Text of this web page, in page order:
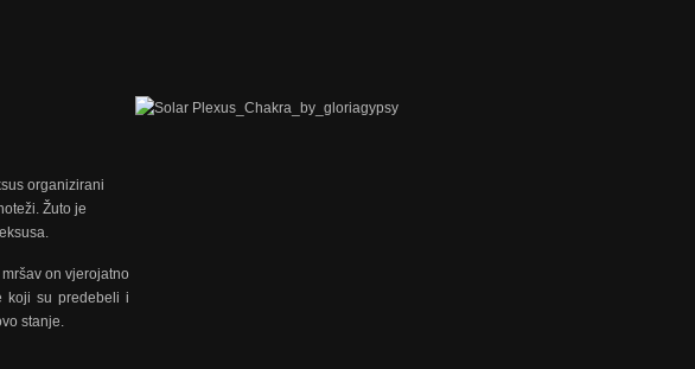
organizirani
Žuto je
on vjerojatno
koji su predebeli i
stanje.